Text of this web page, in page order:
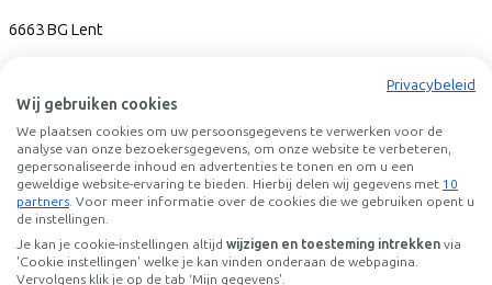
6663 BG Lent
Privacybeleid
Wij gebruiken cookies
We plaatsen cookies om uw persoonsgegevens te verwerken voor de
analyse van onze bezoekersgegevens, om onze website te verbeteren,
gepersonaliseerde inhoud en advertenties te tonen en om u een
geweldige website-ervaring te bieden. Hierbij delen wij gegevens met 10
partners. Voor meer informatie over de cookies die we gebruiken opent u
de instellingen.
Je kan je cookie-instellingen altijd wijzigen en toesteming intrekken via
'Cookie instellingen' welke je kan vinden onderaan de webpagina.
Vervolgens klik je op de tab ‘Mijn gegevens'.